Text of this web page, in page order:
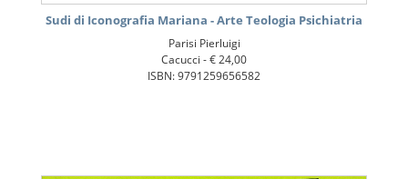
Sudi di Iconografia Mariana - Arte Teologia Psichiatria
Parisi Pierluigi
Cacucci -€ 24,00
ISBN: 9791259656582